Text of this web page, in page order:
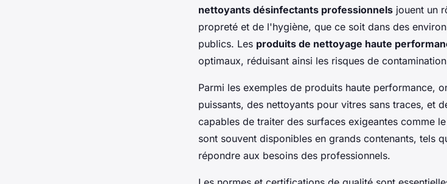
nettoyants désinfectants professionnels jouent un
propreté et de l'hygiène, que ce soit dans des
publics. Les produits de nettoyage haute
optimaux, réduisant ainsi les risques de
Parmi les exemples de produits haute performance,
puissants, des nettoyants pour vitres sans traces, et
capables de traiter des surfaces exigeantes comme
sont souvent disponibles en grands contenants, tels
répondre aux besoins des professionnels.